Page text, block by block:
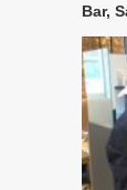
Bar,